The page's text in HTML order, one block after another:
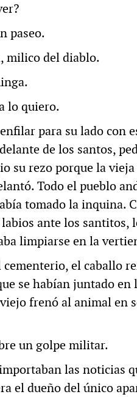
paseo.
milico del diablo.
lo quiero.
para su lado con
de los santos,
su rezo porque la
Todo el pueblo
tomado la inquina.
ante los santitos,
limpiarse en la
el caballo
se habían juntado en
frenó al animal en
un golpe militar.
las noticias
el dueño del único